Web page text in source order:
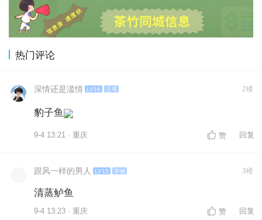
热门评论
深情还是滥情 LV16 王爷 2楼
豹子鱼
9-4 13:21 · 重庆 赞 回复
跟风一样的男人 LV15 宰相 3楼
清蒸鲈鱼
9-4 13:23 · 重庆 赞 回复